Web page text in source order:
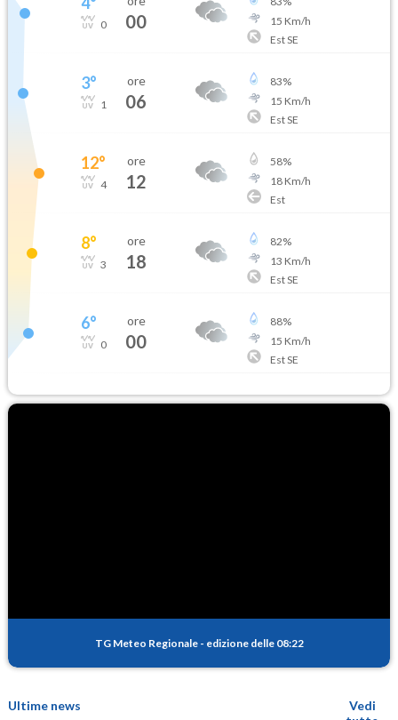
0 00
15 Km/h
Est SE
3°
1
ore
06
83%
15 Km/h
Est SE
12°
4
ore
12
58%
18Km/h
Est
8°
3
ore
18
82%
13 Km/h
Est SE
6°
0
ore
00
88%
15 Km/h
Est SE
TG Meteo Regionale - edizione delle 08:22
Ultime news
Vedi